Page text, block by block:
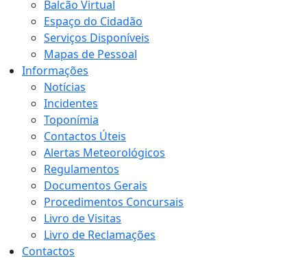
Balcão Virtual
Espaço do Cidadão
Serviços Disponíveis
Mapas de Pessoal
Informações
Notícias
Incidentes
Toponímia
Contactos Úteis
Alertas Meteorológicos
Regulamentos
Documentos Gerais
Procedimentos Concursais
Livro de Visitas
Livro de Reclamações
Contactos